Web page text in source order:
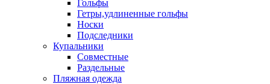
Гольфы
Гетры,удлиненные гольфы
Носки
Подследники
Купальники
Совместные
Раздельные
Пляжная одежда